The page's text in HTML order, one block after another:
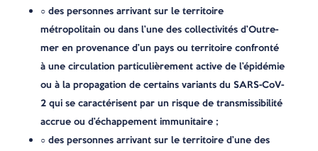
○ des personnes arrivant sur le territoire
métropolitain ou dans l’une des collectivités d’Outre-
mer en provenance d’un pays ou territoire confronté
à une circulation particulièrement active de l’épidémie
ou à la propagation de certains variants du SARS-CoV-
2 qui se caractérisent par un risque de transmissibilité
accrue ou d’échappement immunitaire ;
○ des personnes arrivant sur le territoire d’une des